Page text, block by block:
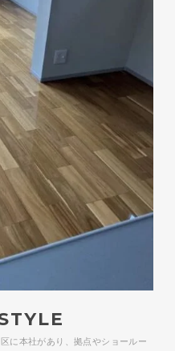
に本社があり、拠点やショールー